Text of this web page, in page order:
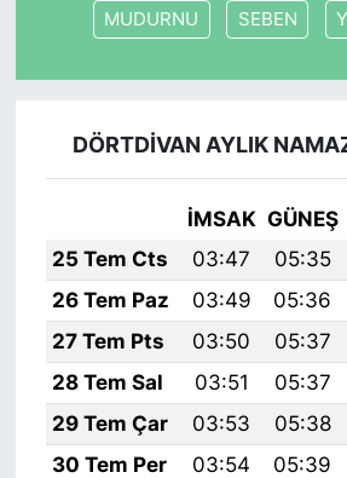
MUDURNU SEBEN
DÖRTDİVAN AYLIK
İMSAK GÜNEŞ
25 Tem Cts
03:47 05:35
26 Tem Paz
03:49 05:36
27 Tem Pts
03:50 05:37
28 Tem Sal
03:51 05:37
29 Tem Çar
03:53 05:38
30 Tem Per
03:54 05:39